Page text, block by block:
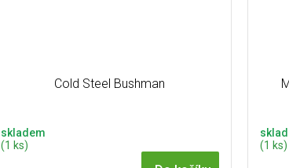
Cold Steel Bushman
skladem
(1 ks)
(1 ks)